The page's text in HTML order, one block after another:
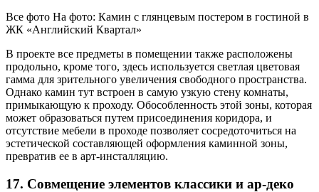
Все фото На фото: Камин с глянцевым постером в гостиной в
ЖК «Английский Квартал»
В проекте все предметы в помещении также расположены
продольно, кроме того, здесь используется светлая цветовая
гамма для зрительного увеличения свободного пространства.
Однако камин тут встроен в самую узкую стену комнаты,
примыкающую к проходу. Обособленность этой зоны, которая
может образоваться путем присоединения коридора, и
отсутствие мебели в проходе позволяет сосредоточиться на
эстетической составляющей оформления каминной зоны,
превратив ее в арт-инсталляцию.
17. Совмещение элементов классики и ар-деко